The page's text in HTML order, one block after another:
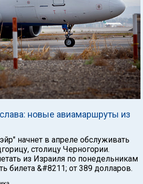
новые авиамаршруты из
начнет в апреле обслуживать
столицу Черногории.
из Израиля по понедельникам
билета &#8211; от 389 долларов.